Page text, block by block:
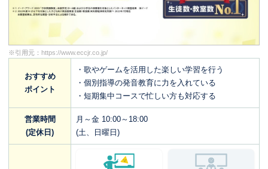
※引用元： https://www.eccjr.co.jp/
おすすめ
ポイント
・歌やゲームを活用した楽しい学習を行う
・個別指導の発音教育に力を入れている
・短期集中コースで忙しい方も対応する
営業時間
(定休日)
月～金 10:00～18:00
(土、日曜日)